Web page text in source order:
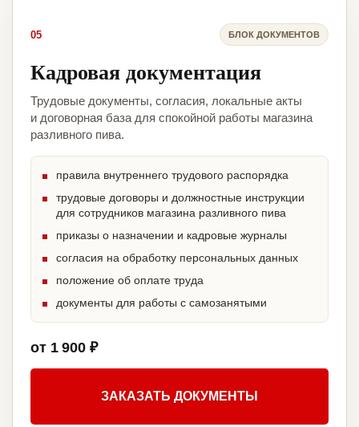
05 БЛОК ДОКУМЕНТОВ
Кадровая документация
Трудовые документы, согласия, локальные акты
и договорная база для спокойной работы магазина
разливного пива.
правила внутреннего трудового распорядка
трудовые договоры и должностные инструкции
для сотрудников магазина разливного пива
приказы о назначении и кадровые журналы
согласия на обработку персональных данных
положение об оплате труда
документы для работы с самозанятыми
от 1 900 ₽
ЗАКАЗАТЬ ДОКУМЕНТЫ